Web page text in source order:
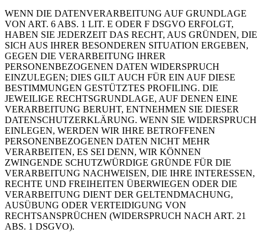
WENN DIE DATENVERARBEITUNG AUF GRUNDLAGE
VON ART. 6 ABS. 1 LIT. E ODER F DSGVO ERFOLGT,
HABEN SIE JEDERZEIT DAS RECHT, AUS GRÜNDEN, DIE
SICH AUS IHRER BESONDEREN SITUATION ERGEBEN,
GEGEN DIE VERARBEITUNG IHRER
PERSONENBEZOGENEN DATEN WIDERSPRUCH
EINZULEGEN; DIES GILT AUCH FÜR EIN AUF DIESE
BESTIMMUNGEN GESTÜTZTES PROFILING. DIE
JEWEILIGE RECHTSGRUNDLAGE, AUF DENEN EINE
VERARBEITUNG BERUHT, ENTNEHMEN SIE DIESER
DATENSCHUTZERKLÄRUNG. WENN SIE WIDERSPRUCH
EINLEGEN, WERDEN WIR IHRE BETROFFENEN
PERSONENBEZOGENEN DATEN NICHT MEHR
VERARBEITEN, ES SEI DENN, WIR KÖNNEN
ZWINGENDE SCHUTZWÜRDIGE GRÜNDE FÜR DIE
VERARBEITUNG NACHWEISEN, DIE IHRE INTERESSEN,
RECHTE UND FREIHEITEN ÜBERWIEGEN ODER DIE
VERARBEITUNG DIENT DER GELTENDMACHUNG,
AUSÜBUNG ODER VERTEIDIGUNG VON
RECHTSANSPRÜCHEN (WIDERSPRUCH NACH ART. 21
ABS. 1 DSGVO).